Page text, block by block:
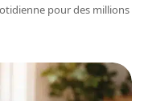
pour des millions